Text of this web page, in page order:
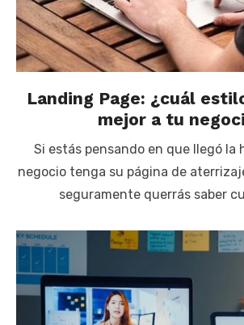
Landing Page: ¿cuál
mejor a tu
Si estás pensando en que llegó la
negocio tenga su página de
seguramente querrás saber